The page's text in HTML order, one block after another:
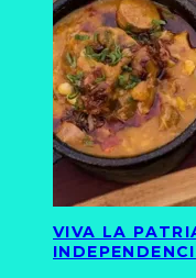
VIVA LA